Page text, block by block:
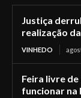
Justiça
realização
VINHEDO
Feira livre
funcionar na